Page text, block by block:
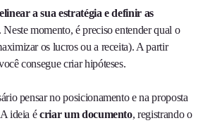
a sua estratégia e definir as
Neste momento, é preciso entender qual o
os lucros ou a receita). A partir
consegue criar hipóteses.
pensar no posicionamento e na proposta
A ideia écriar um documento, registrando o